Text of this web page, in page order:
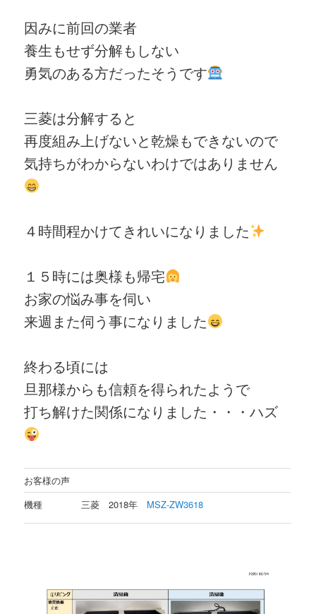
因みに前回の業者
養生もせず分解もしない
勇気のある方だったそうです
三菱は分解すると
再度組み上げないと乾燥もできないので
気持ちがわからないわけではありません
４時間程かけてきれいになりました
１５時には奥様も帰宅
お家の悩み事を伺い
来週また伺う事になりました
終わる頃には
旦那様からも信頼を得られたようで
打ち解けた関係になりました・・・ハズ
お客様の声
機種
三菱 2018年 MSZ-ZW3618